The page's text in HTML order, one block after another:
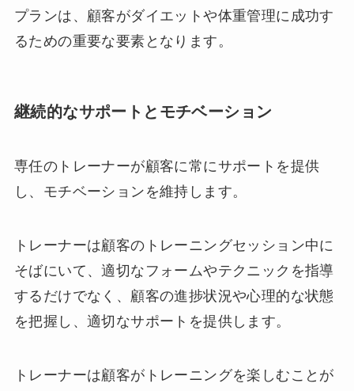
プランは、顧客がダイエットや体重管理に成功す
るための重要な要素となります。
継続的なサポートとモチベーション
専任のトレーナーが顧客に常にサポートを提供
し、モチベーションを維持します。
トレーナーは顧客のトレーニングセッション中に
そばにいて、適切なフォームやテクニックを指導
するだけでなく、顧客の進捗状況や心理的な状態
を把握し、適切なサポートを提供します。
トレーナーは顧客がトレーニングを楽しむことが